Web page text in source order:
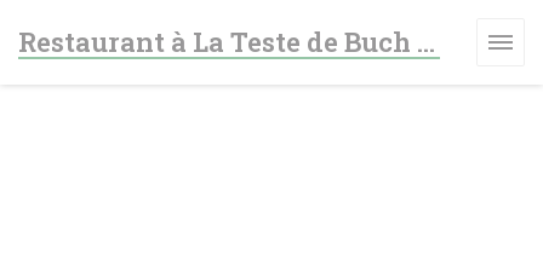
Restaurant à La Teste de Buch - Le fer à cheval